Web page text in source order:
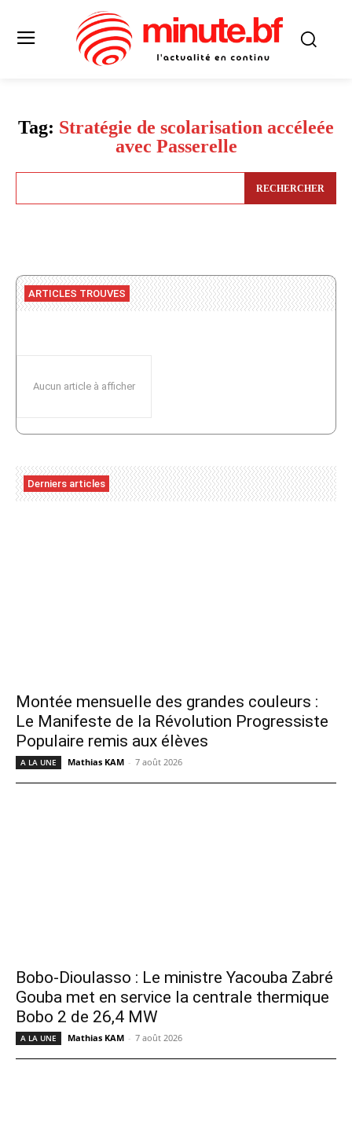
Tag: Stratégie de scolarisation accéleée
avec Passerelle
RECHERCHER
ARTICLES TROUVES
Aucun article à afficher
Derniers articles
Montée mensuelle des grandes couleurs :
Le Manifeste de la Révolution Progressiste
Populaire remis aux élèves
A LA UNE Mathias KAM - 7 août 2026
Bobo-Dioulasso : Le ministre Yacouba Zabré
Gouba met en service la centrale thermique
Bobo 2 de 26,4 MW
A LA UNE Mathias KAM - 7 août 2026